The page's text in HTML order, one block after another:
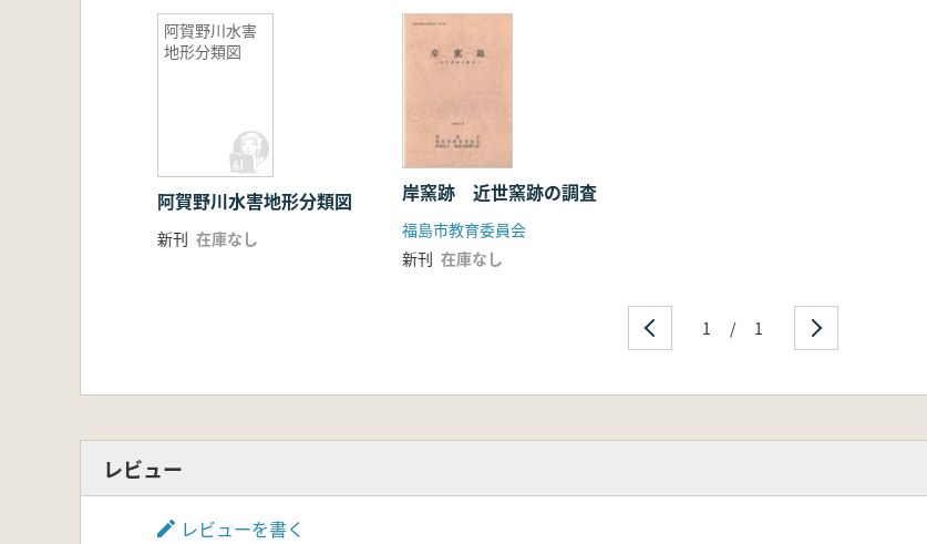
阿賀野川水害
地形分類図
阿賀野川水害地形分類図
新刊 在庫なし
岸窯跡 近世窯跡の調査
福島市教育委員会
新刊 在庫なし
1 / 1
レビュー
レビューを書く